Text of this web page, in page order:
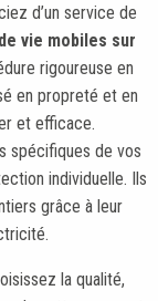
d’un service de
vie mobiles sur
rigoureuse en
en propreté et en
et efficace.
spécifiques de vos
individuelle. Ils
grâce à leur
la qualité,